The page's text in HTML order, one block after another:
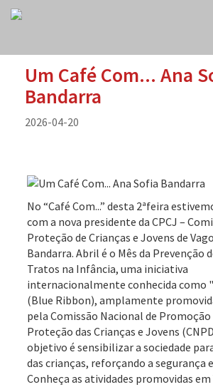
Um Café Com... Ana
Bandarra
2026-04-20
No “Café Com...” desta 2ªfeira
com a nova presidente da CPCJ –
Proteção de Crianças e Jovens de
Bandarra. Abril é o Mês da Prevenção
Tratos na Infância, uma iniciativa
internacionalmente conhecida como
(Blue Ribbon), amplamente
pela Comissão Nacional de
Proteção das Crianças e Jovens
objetivo é sensibilizar a sociedade
das crianças, reforçando a segurança
Conheça as atividades promovidas em